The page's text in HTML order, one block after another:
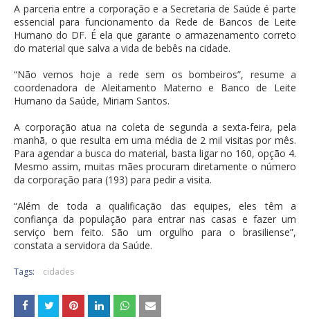
A parceria entre a corporação e a Secretaria de Saúde é parte
essencial para funcionamento da Rede de Bancos de Leite
Humano do DF. É ela que garante o armazenamento correto
do material que salva a vida de bebês na cidade.
“Não vemos hoje a rede sem os bombeiros”, resume a
coordenadora de Aleitamento Materno e Banco de Leite
Humano da Saúde, Miriam Santos.
A corporação atua na coleta de segunda a sexta-feira, pela
manhã, o que resulta em uma média de 2 mil visitas por mês.
Para agendar a busca do material, basta ligar no 160, opção 4.
Mesmo assim, muitas mães procuram diretamente o número
da corporação para (193) para pedir a visita.
“Além de toda a qualificação das equipes, eles têm a
confiança da população para entrar nas casas e fazer um
serviço bem feito. São um orgulho para o brasiliense”,
constata a servidora da Saúde.
Tags: cidades